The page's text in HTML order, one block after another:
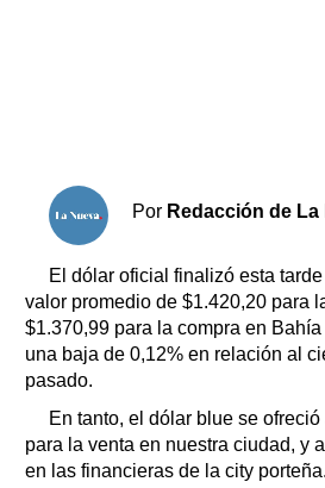
Por Redacción de La
El dólar oficial finalizó esta
valor promedio de $1.420,20 para
$1.370,99 para la compra en
una baja de 0,12% en relación al
pasado.
En tanto, el dólar blue se
para la venta en nuestra ciudad, y
en las financieras de la city porteña.